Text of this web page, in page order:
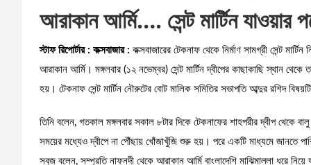
আরাকান আর্মি…. সেন্ট মার্টিন
স্টাফ রিপোর্টার : কক্সবাজার : কক্সবাজারের টেকনাফ থেকে নির্মাণ সামগ্রী সেন্ট
আরাকান আর্মি। মঙ্গলবার (১২ নভেম্বর) সেন্ট মার্টিন দ্বীপের কাছাকাছি স্থান
হয়। টেকনাফ সেন্ট মার্টিন নৌরুটের বোট মালিক সমিতির সভাপতি আব্দুর রশিদ
তিনি বলেন, গতকাল মঙ্গলবার সকাল ৮টার দিকে টেকনাফের শাহপরীর দ্বীপ থেকে বালু
সময়ের মধ্যেও দ্বীপে না পৌঁছায় খোঁজাখুঁজি শুরু হয়। পরে একটি মাধ্যমে জানতে পারি
সবুজ বলেন, সম্প্রতি নাফনদী থেকে আরাকান আর্মি বাংলাদেশি মাঝিমাল্লা ধরে